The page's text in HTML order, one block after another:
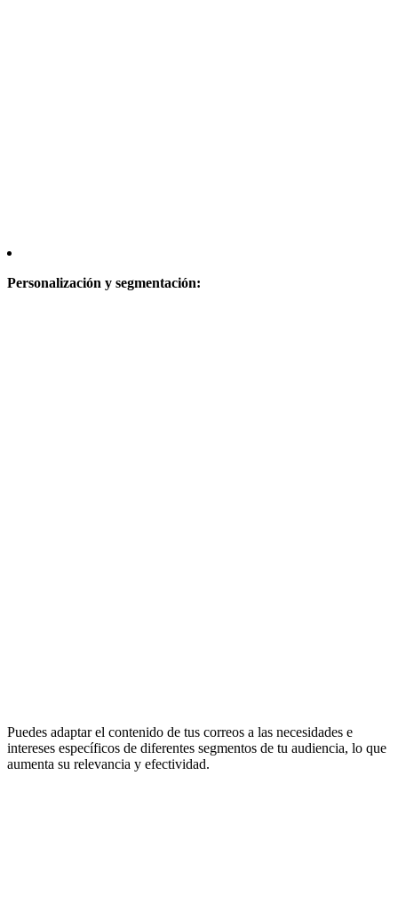
Personalización y segmentación:
Puedes adaptar el contenido de tus correos a las necesidades e
intereses específicos de diferentes segmentos de tu audiencia, lo que
aumenta su relevancia y efectividad.